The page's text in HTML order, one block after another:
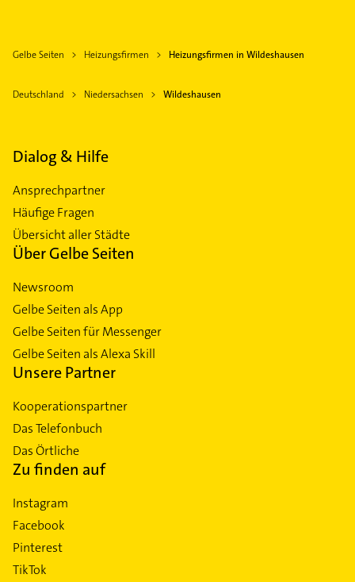
Gelbe Seiten Heizungsfirmen Heizungsfirmen in Wildeshausen
Deutschland Niedersachsen Wildeshausen
Dialog & Hilfe
Ansprechpartner
Häufige Fragen
Übersicht aller Städte
Über Gelbe Seiten
Newsroom
Gelbe Seiten als App
Gelbe Seiten für Messenger
Gelbe Seiten als Alexa Skill
Unsere Partner
Kooperationspartner
Das Telefonbuch
Das Örtliche
Zu finden auf
Instagram
Facebook
Pinterest
TikTok